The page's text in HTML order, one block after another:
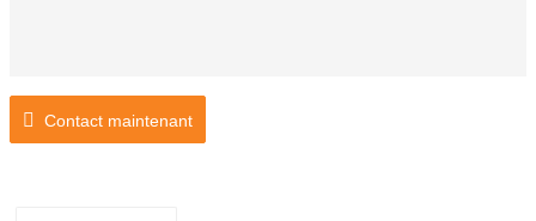
Contact maintenant